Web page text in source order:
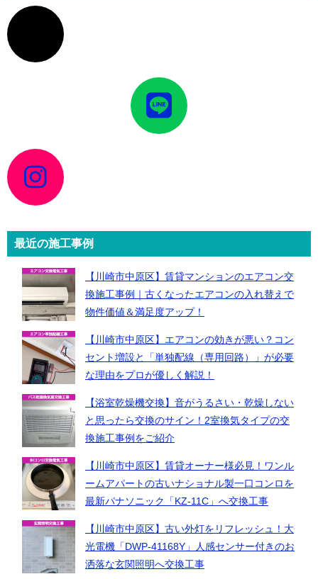
イ
コ
ン
リ
イ
コ
ン
リ
イ
コ
ン
リ
最近の施工事例
【川崎市中原区】賃貸マンションのエアコン交
換施工事例｜古くなったエアコンの入れ替えで
物件価値＆満足度アップ！
【川崎市中原区】エアコンの効きが悪い？コン
セント増設と「単独配線（専用回路）」が必要
な理由をプロが優しく解説！
【浴室乾燥機交換】音がうるさい・乾燥しない
と思ったら交換のサイン！2室換気タイプの交
換施工事例をご紹介
【川崎市中原区】賃貸オーナー様必見！ワンル
ームアパートの古いナショナル製一口コンロを
最新パナソニック「KZ-11C」へ交換工事
【川崎市中原区】古い外灯をリフレッシュ！大
光電機「DWP-41168Y」人感センサー付きのお
洒落な玄関照明へ交換工事